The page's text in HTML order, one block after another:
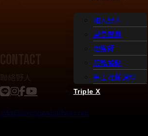
加入野人
常見問題
理髮師
服務據點
男士理髮課程
Triple X
info@savagesbarber.com